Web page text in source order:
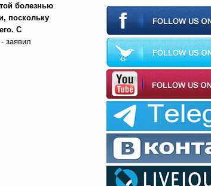
болезнью
поскольку
С
- заявил